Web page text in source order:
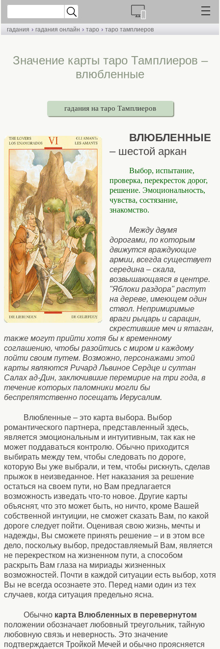
гадания › гадания онлайн › таро › таро тамплиеров
Значение карты таро Тамплиеров –
влюбленные
гадания на таро Тамплиеров
ВЛЮБЛЕННЫЕ
– шестой аркан
Выбор, испытание,
проверка, перекресток дорог,
решение. Эмоциональность,
чувства, состязание,
знакомство.
Между двумя
дорогами, по которым
движутся враждующие
армии, всегда существует
середина – скала,
возвышающаяся в центре.
"Яблоки раздора" растут
на дереве, имеющем один
ствол. Непримиримые
враги рыцарь и сарацин,
скрестившие меч и ятаган,
также могут прийти хотя бы к временному
соглашению, чтобы разойтись с миром и каждому
пойти своим путем. Возможно, персонажами этой
карты являются Ричард Львиное Сердце и султан
Салах ад-Дин, заключившие перемирие на три года, в
течение которых паломники могли бы
беспрепятственно посещать Иерусалим.
Влюбленные – это карта выбора. Выбор
романтического партнера, представленный здесь,
является эмоциональным и интуитивным, так как не
может поддаваться контролю. Обычно приходится
выбирать между тем, чтобы следовать по дороге,
которую Вы уже выбрали, и тем, чтобы рискнуть, сделав
прыжок в неизведанное. Нет наказания за решение
остаться на своем пути, но Вам предлагается
возможность изведать что-то новое. Другие карты
объяснят, что это может быть, но ничто, кроме Вашей
собственной интуиции, не сможет сказать Вам, по какой
дороге следует пойти. Оценивая свою жизнь, мечты и
надежды, Вы сможете принять решение – и в этом все
дело, поскольку выбор, предоставляемый Вам, является
не перекрестком на жизненном пути, а способом
раскрыть Вам глаза на мириады жизненных
возможностей. Почти в каждой ситуации есть выбор, хотя
Вы не всегда осознаете это. Перед нами один из тех
случаев, когда ситуация предельно ясна.
Обычно карта Влюбленных в перевернутом
положении обозначает любовный треугольник, тайную
любовную связь и неверность. Это значение
подтверждается Тройкой Мечей и обычно проясняется